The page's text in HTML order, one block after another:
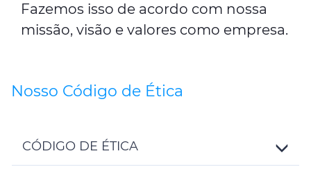
Fazemos isso de acordo com nossa
missão, visão e valores como empresa.
Nosso Código de Ética
CÓDIGO DE ÉTICA